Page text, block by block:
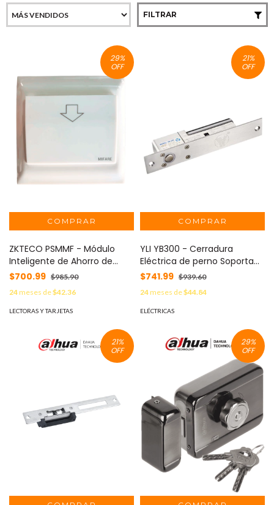
FILTRAR
29%
OFF
ZKTECO PSMMF - Módulo
Inteligente de Ahorro de
Energía MIFARE, Control de
Energía para Habitaciones
de Hotel, Operación
Mediante Tarjetas Mifare
$700.99 $985.90
24meses de$42.36
LECTORAS Y TARJETAS
21%
OFF
YLI YB300 - Cerradura
Eléctrica de perno Soporta
800 Kg / Función NO /
Voltaje 12 y 24 VDC / Retardo
3,6 y 9 segundos / Fail Safe /
Compatible con controles
Soporte de fijación BBK600
$741.99 $939.60
24meses de$44.84
ELÉCTRICAS
21%
OFF
29%
OFF